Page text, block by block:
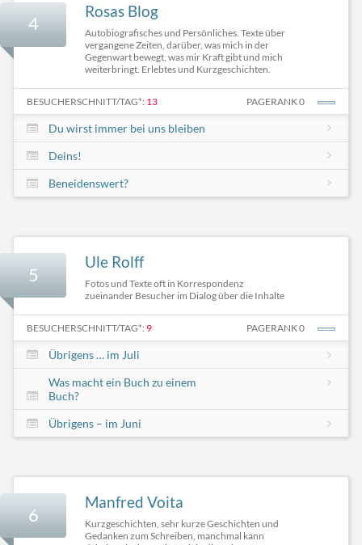
4
Rosas Blog
Autobiografisches und Persönliches. Texte über
vergangene Zeiten, darüber, was mich in der
Gegenwart bewegt, was mir Kraft gibt und mich
weiterbringt. Erlebtes und Kurzgeschichten.
BESUCHERSCHNITT/TAG*: 13 PAGERANK 0
Du wirst immer bei uns bleiben
Deins!
Beneidenswert?
5
Ule Rolff
Fotos und Texte oft in Korrespondenz
zueinander Besucher im Dialog über die Inhalte
BESUCHERSCHNITT/TAG*: 9 PAGERANK 0
Übrigens … im Juli
Was macht ein Buch zu einem
Buch?
Übrigens – im Juni
6
Manfred Voita
Kurzgeschichten, sehr kurze Geschichten und
Gedanken zum Schreiben, manchmal kann